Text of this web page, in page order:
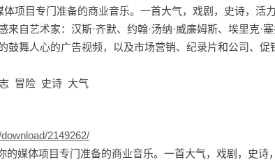
项目专门准备的商业音乐。一首大气，戏剧，史诗，活
来自艺术家：汉斯·齐默、约翰·汤纳·威廉姆斯、埃里克·
鼓舞人心的广告视频，以及市场营销、纪录片和公司、
冒险 史诗 大气
2149262/
的媒体项目专门准备的商业音乐。一首大气，戏剧，史诗